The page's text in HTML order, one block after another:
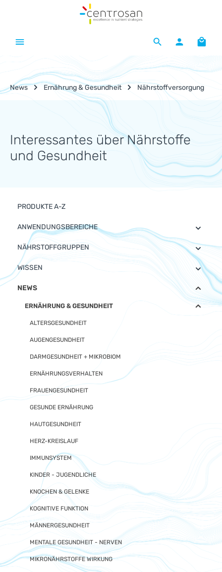
Zum Hauptinhalt springen
News Ernährung & Gesundheit Nährstoffversorgung
Interessantes über Nährstoffe
und Gesundheit
PRODUKTE A-Z
ANWENDUNGSBEREICHE
NÄHRSTOFFGRUPPEN
WISSEN
NEWS
ERNÄHRUNG & GESUNDHEIT
ALTERSGESUNDHEIT
AUGENGESUNDHEIT
DARMGESUNDHEIT + MIKROBIOM
ERNÄHRUNGSVERHALTEN
FRAUENGESUNDHEIT
GESUNDE ERNÄHRUNG
HAUTGESUNDHEIT
HERZ-KREISLAUF
IMMUNSYSTEM
KINDER - JUGENDLICHE
KNOCHEN & GELENKE
KOGNITIVE FUNKTION
MÄNNERGESUNDHEIT
MENTALE GESUNDHEIT - NERVEN
MIKRONÄHRSTOFFE WIRKUNG